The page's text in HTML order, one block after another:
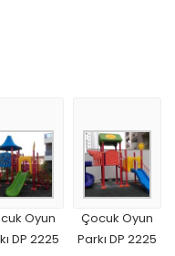
Oyun
DP 2225
Çocuk Oyun
Parkı DP 2225